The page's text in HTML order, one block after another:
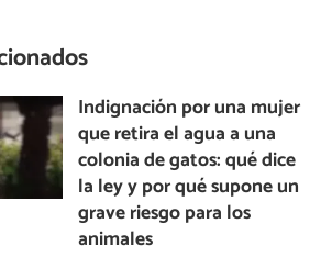
Indignación por una mujer
que retira el agua a una
colonia de gatos: qué dice
la ley y por qué supone un
grave riesgo para los
animales